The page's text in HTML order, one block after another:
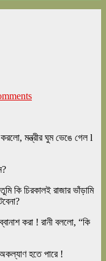
মন্ত্রীর ঘুম ভেঙে গেল l
কি চিরকালই রাজার ভাঁড়ামি
করা ! রানী বললো, “কি
হতে পারে !